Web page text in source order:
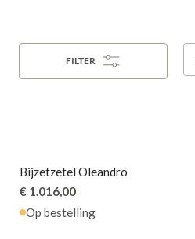
Merken
AANMELDEN
FILTER
Bijzetzetel Oleandro
€ 1.016,00
Op bestelling